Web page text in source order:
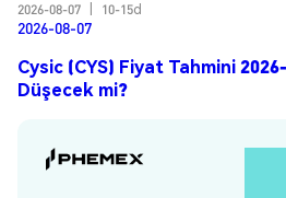
2026-08-07
10-15d
2026-08-07
Cysic (CYS) Fiyat Tahmini
Düşecek mi?